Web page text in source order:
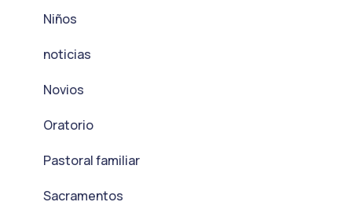
Niños
noticias
Novios
Oratorio
Pastoral familiar
Sacramentos